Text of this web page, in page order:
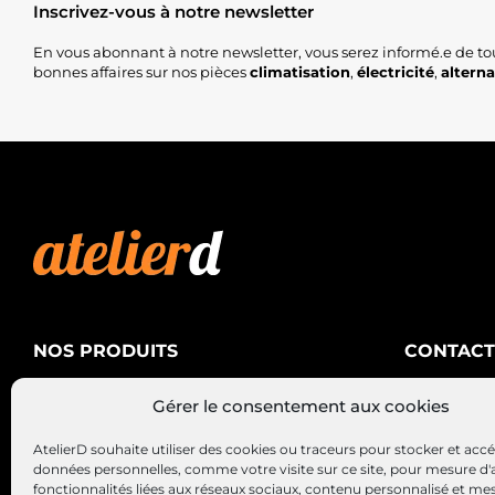
Gérer le consentement aux cookies
AtelierD souhaite utiliser des cookies ou traceurs pour stocker et
données personnelles, comme votre visite sur ce site, pour mesure
fonctionnalités liées aux réseaux sociaux, contenu personnalisé et
Inscrivez-vous à notre newsletter
En vous abonnant à notre newsletter, vous serez informé.e de
bonnes affaires sur nos piècesclimatisation, électricité,
NOS PRODUITS
Alternateurs – Démarreurs
CONTACT
AtelierD
88200
03 29 22 34